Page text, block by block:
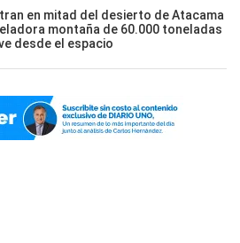
en mitad del desierto de Atacama
montaña de 60.000 toneladas
desde el espacio